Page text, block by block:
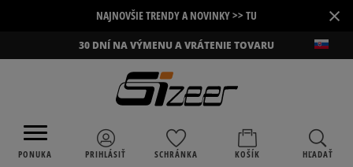
NAJNOVŠIE TRENDY A NOVINKY >> TU ×
30 DNÍ NA VÝMENU A VRÁTENIE TOVARU
PONUKA PRIHLÁSIŤ SCHRÁNKA KOŠÍK HĽADAŤ